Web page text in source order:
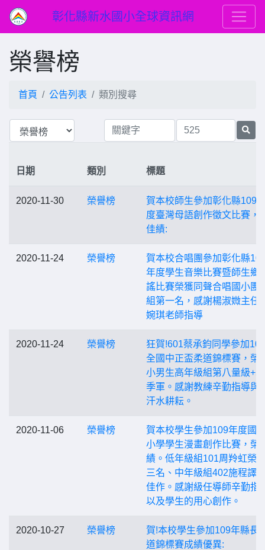
彰化縣新水國小全球資訊網
榮譽榜
首頁 公告列表 類別搜尋
日期 類別 標題
2020-11-30 榮譽榜
賀本校師生參加彰化縣109
度臺灣母語創作徵文比賽，
佳績:
2020-11-24 榮譽榜
賀本校合唱團參加彰化縣
年度學生音樂比賽暨師生鄉
謠比賽榮獲同聲合唱國小團
組第一名，感謝楊淑媺主任
婉琪老師指導
2020-11-24 榮譽榜
狂賀!601蔡承鈞同學參加
全國中正盃柔道錦標賽，榮
小男生高年級組第八量級
季軍。感謝教練辛勤指導與
汗水耕耘。
2020-11-06 榮譽榜
賀本校學生參加109年度國
小學學生漫畫創作比賽，榮
績。低年級組101周羚虹榮
三名、中年級組402施程譯
佳作。感謝級任導師辛勤指
以及學生的用心創作。
2020-10-27 榮譽榜
賀!本校學生參加109年縣長
道錦標賽成績優異: